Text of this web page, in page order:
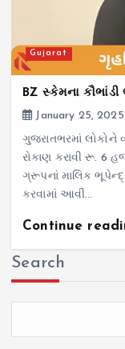
Gujarat
BZ સ્કેમના
January 25, 2025
ગુજરાતભરમાં લોકોને
રોકાણ કરાવી રૂ. 6
ગ્રૂપનાં માલિક
કરવામાં આવી…
Continue
Search